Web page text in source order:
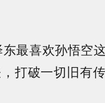
最喜欢孙悟空
打破一切旧有